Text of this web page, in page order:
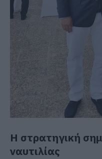
Η στρατηγική
ναυτιλίας